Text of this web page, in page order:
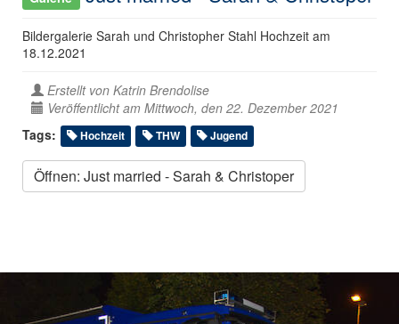
Bildergalerie Sarah und Christopher Stahl Hochzeit am
18.12.2021
Erstellt von Katrin Brendolise
Veröffentlicht am Mittwoch, den 22. Dezember 2021
Tags:
Hochzeit THW Jugend
Öffnen: Just married - Sarah & Christoper